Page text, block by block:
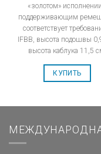
«золотом»
поддерживающим
соответствует
IFBB, высота подошвы
высота каблука 11,5
КУПИТЬ